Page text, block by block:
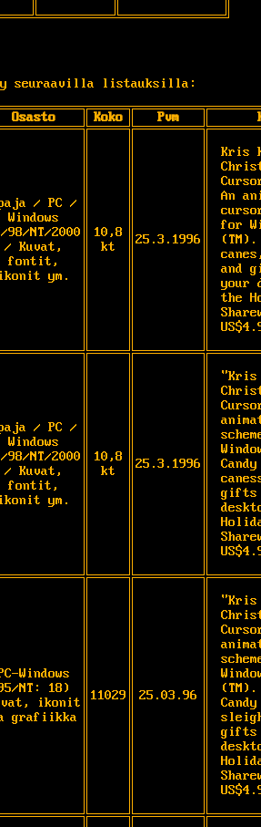
seuraavilla listauksilla:
Osasto Koko Pvm
/ PC /
Windows
98/NT/2000
/ Kuvat,
fontit,
ikonit ym.
10,8
kt
25.3.1996
Kris
An
for
(TM).
and
your
the
/ PC /
Windows
98/NT/2000
/ Kuvat,
fontit,
ikonit ym.
10,8
kt
25.3.1996
"Kris
Candy
gifts
Windows
NT: 18)
ikonit
grafiikka
11029 25.03.96
(TM).
gifts